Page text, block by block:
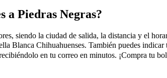
a Piedras Negras?
siendo la ciudad de salida, la distancia y el
Blanca Chihuahuenses. También puedes indicar
en tu correo en minutos. ¡Compra tu